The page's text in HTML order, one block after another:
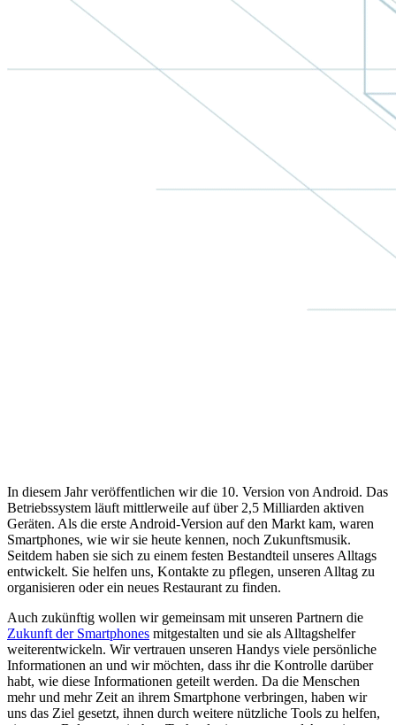
In diesem Jahr veröffentlichen wir die 10. Version von Android. Das
Betriebssystem läuft mittlerweile auf über 2,5 Milliarden aktiven
Geräten. Als die erste Android-Version auf den Markt kam, waren
Smartphones, wie wir sie heute kennen, noch Zukunftsmusik.
Seitdem haben sie sich zu einem festen Bestandteil unseres Alltags
entwickelt. Sie helfen uns, Kontakte zu pflegen, unseren Alltag zu
organisieren oder ein neues Restaurant zu finden.
Auch zukünftig wollen wir gemeinsam mit unseren Partnern die
Zukunft der Smartphones mitgestalten und sie als Alltagshelfer
weiterentwickeln. Wir vertrauen unseren Handys viele persönliche
Informationen an und wir möchten, dass ihr die Kontrolle darüber
habt, wie diese Informationen geteilt werden. Da die Menschen
mehr und mehr Zeit an ihrem Smartphone verbringen, haben wir
uns das Ziel gesetzt, ihnen durch weitere nützliche Tools zu helfen,